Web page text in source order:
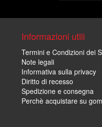
Informazioni utili
Termini e Condizioni dei
Note legali
Informativa sulla privacy
Diritto di recesso
Spedizione e consegna
Perchè acquistare su